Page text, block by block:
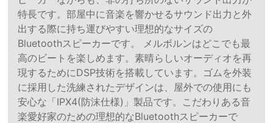
特長です。部屋中に音楽を響かせるサウンド出力と外
出する際に持ち運びやすい理想的なサイズの
Bluetoothスピーカーです。 メルボルンはどこでも最
高のビートを楽しめます。素晴らしいオーディオを再
現するためにDSP技術を搭載しています。ゴムを外装
に採用した洗練されたデザインは、屋外での使用にも
安心な「IPX4(防沫仕様)」製品です。こだわりある音
楽愛好家のための理想的なBluetoothスピーカーで